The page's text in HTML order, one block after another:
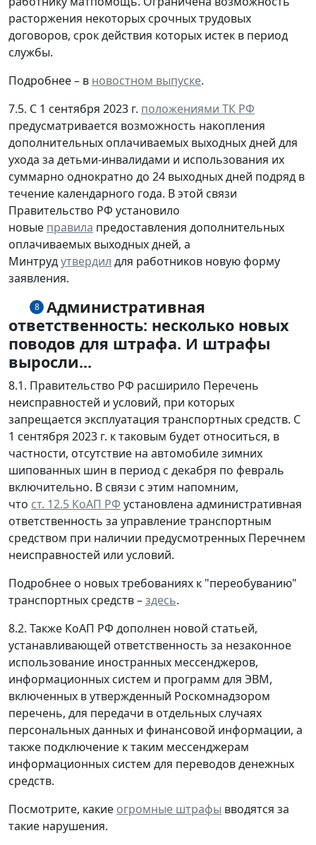
расторжения некоторых срочных трудовых
договоров, срок действия которых истек в период
службы.
Подробнее – в новостном выпуске.
7.5. С 1 сентября 2023 г. положениями ТК РФ
предусматривается возможность накопления
дополнительных оплачиваемых выходных дней для
ухода за детьми-инвалидами и использования их
суммарно однократно до 24 выходных дней подряд в
течение календарного года. В этой связи
Правительство РФ установило
новые правила предоставления дополнительных
оплачиваемых выходных дней, а
Минтрудутвердил для работников новую форму
заявления.
8
Административная
ответственность: несколько новых
поводов для штрафа. И штрафы
выросли...
8.1. Правительство РФ расширило Перечень
неисправностей и условий, при которых
запрещается эксплуатация транспортных средств. С
1 сентября 2023 г. к таковым будет относиться, в
частности, отсутствие на автомобиле зимних
шипованных шин в период с декабря по февраль
включительно. В связи с этим напомним,
что ст. 12.5 КоАП РФ установлена административная
ответственность за управление транспортным
средством при наличии предусмотренных Перечнем
неисправностей или условий.
Подробнее о новых требованиях к "переобуванию"
транспортных средств –здесь.
8.2. Также КоАП РФ дополнен новой статьей,
устанавливающей ответственность за незаконное
использование иностранных мессенджеров,
информационных систем и программ для ЭВМ,
включенных в утвержденный Роскомнадзором
перечень, для передачи в отдельных случаях
персональных данных и финансовой информации, а
также подключение к таким мессенджерам
информационных систем для переводов денежных
средств.
Посмотрите, какие огромные штрафы вводятся за
такие нарушения.